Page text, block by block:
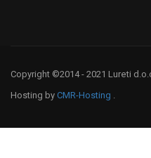
Copyright ©2014 - 2021 Lureti
Hosting by CMR-Hosting .